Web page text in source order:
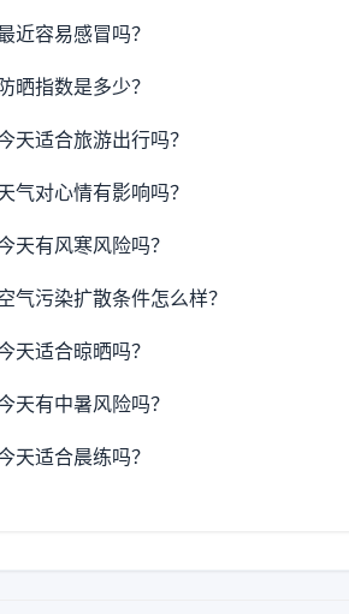
近容易感冒吗？
晒指数是多少？
天适合旅游出行吗？
气对心情有影响吗？
天有风寒风险吗？
气污染扩散条件怎么样？
天适合晾晒吗？
天有中暑风险吗？
天适合晨练吗？